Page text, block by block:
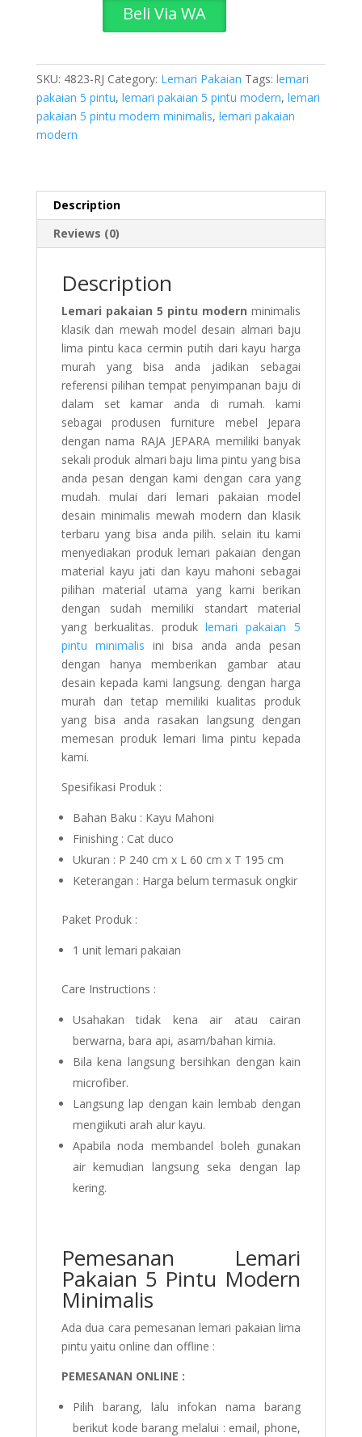
Beli Via WA
SKU: 4823-RJ Category: Lemari Pakaian Tags: lemari
pakaian 5 pintu, lemari pakaian 5 pintu modern, lemari
pakaian 5 pintu modern minimalis, lemari pakaian
modern
Description
Reviews (0)
Description
Lemari pakaian 5 pintu modern minimalis
klasik dan mewah model desain almari baju
lima pintu kaca cermin putih dari kayu harga
murah yang bisa anda jadikan sebagai
referensi pilihan tempat penyimpanan baju di
dalam set kamar anda di rumah. kami
sebagai produsen furniture mebel Jepara
dengan nama RAJA JEPARA memiliki banyak
sekali produk almari baju lima pintu yang bisa
anda pesan dengan kami dengan cara yang
mudah. mulai dari lemari pakaian model
desain minimalis mewah modern dan klasik
terbaru yang bisa anda pilih. selain itu kami
menyediakan produk lemari pakaian dengan
material kayu jati dan kayu mahoni sebagai
pilihan material utama yang kami berikan
dengan sudah memiliki standart material
yang berkualitas. produklemari pakaian 5
pintu minimalis ini bisa anda anda pesan
dengan hanya memberikan gambar atau
desain kepada kami langsung. dengan harga
murah dan tetap memiliki kualitas produk
yang bisa anda rasakan langsung dengan
memesan produk lemari lima pintu kepada
kami.
Spesifikasi Produk :
Bahan Baku : Kayu Mahoni
Finishing : Cat duco
Ukuran : P 240 cm x L 60 cm x T 195 cm
Keterangan : Harga belum termasuk ongkir
Paket Produk :
1 unit lemari pakaian
Care Instructions :
Usahakan tidak kena air atau cairan
berwarna, bara api, asam/bahan kimia.
Bila kena langsung bersihkan dengan kain
microfiber.
Langsung lap dengan kain lembab dengan
mengiikuti arah alur kayu.
Apabila noda membandel boleh gunakan
air kemudian langsung seka dengan lap
kering.
Pemesanan Lemari
Pakaian 5 Pintu Modern
Minimalis
Ada dua cara pemesanan lemari pakaian lima
pintu yaitu online dan offline :
PEMESANAN ONLINE :
Pilih barang, lalu infokan nama barang
berikut kode barang melalui : email, phone,